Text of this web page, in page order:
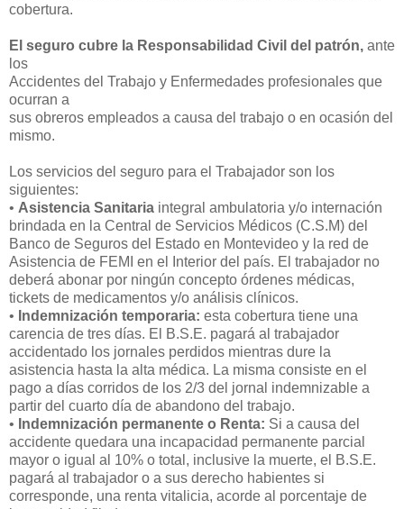
cobertura.
El seguro cubre la Responsabilidad Civil del patrón, ante
los
Accidentes del Trabajo y Enfermedades profesionales que
ocurran a
sus obreros empleados a causa del trabajo o en ocasión del
mismo.
Los servicios del seguro para el Trabajador son los
siguientes:
• Asistencia Sanitaria integral ambulatoria y/o internación
brindada en la Central de Servicios Médicos (C.S.M) del
Banco de Seguros del Estado en Montevideo y la red de
Asistencia de FEMI en el Interior del país. El trabajador no
deberá abonar por ningún concepto órdenes médicas,
tickets de medicamentos y/o análisis clínicos.
• Indemnización temporaria: esta cobertura tiene una
carencia de tres días. El B.S.E. pagará al trabajador
accidentado los jornales perdidos mientras dure la
asistencia hasta la alta médica. La misma consiste en el
pago a días corridos de los 2/3 del jornal indemnizable a
partir del cuarto día de abandono del trabajo.
• Indemnización permanente o Renta: Si a causa del
accidente quedara una incapacidad permanente parcial
mayor o igual al 10% o total, inclusive la muerte, el B.S.E.
pagará al trabajador o a sus derecho habientes si
corresponde, una renta vitalicia, acorde al porcentaje de